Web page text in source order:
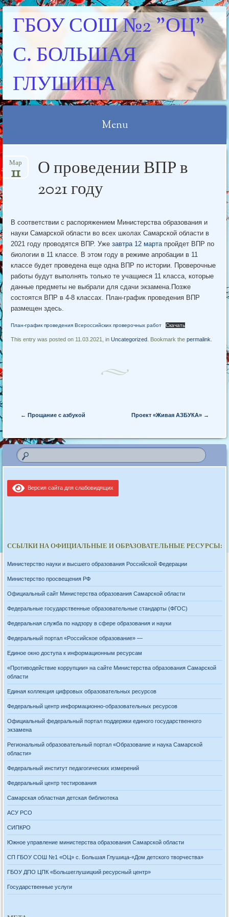
ГБОУ СОШ №2 "ОЦ"
С. БОЛЬШАЯ
ГЛУШИЦА
Menu
to
О проведении ВПР в
2021 году
Мар
11
В соответствии с распоряжением Министерства образования и
науки Самарской области во всех школах Самарской области в
2021 году проводятся ВПР. Ужезавтра 12 мартапройдет ВПР по
биологии в 11 классе. В этом году в режиме апробации в 11
классе будет проведена еще одна ВПР по истории. Проверочные
работы будут выполнять только те учащиеся 11 класса, которые
данные предметы не выбрали для сдачи экзамена.Позже
состоятся ВПР в 4-8 классах. План-график проведения ВПР
размещен здесь.
План-график проведения Всероссийских проверочных работ Скачать
This entry was posted on 11.03.2021, inUncategorized . Bookmark thepermalink
Post navigation
← Прощание с азбукой Проект «Живая АЗБУКА» →
Версия сайта для слабовидящих
ССЫЛКИ НА ОФИЦИАЛЬНЫЕ И ОБРАЗОВАТЕЛЬНЫЕ РЕСУРСЫ:
Министерство науки и высшего образования Российской Федерации
Министерство просвещения РФ
Официальный сайт Министерства образования Самарской области
Федеральные государственные образовательные стандарты (ФГОС)
Федеральная служба по надзору в сфере образования и науки
Федеральный портал «Российское образование» —
Единое окно доступа к информационным ресурсам
«Противодействие коррупции» на сайте Министерства образования Самарской
области
Единая коллекция цифровых образовательных ресурсов
Федеральный центр информационно-образовательных ресурсов
Официальный федеральный портал поддержки единого государственного
экзамена
Региональный образовательный портал «Образование и наука Самарской
области»
Федеральный институт педагогических измерений
Федеральный центр тестирования
Самарская областная детская библиотека
АСУ РСО
СИПКРО
Южное управление министерства образования Самарской области
СП ГБОУ СОШ №1 «ОЦ» с. Большая Глушица-«Дом детского творчества»
ГБОУ ДПО ЦПК «Большеглушицкий ресурсный центр»
Государственные услуги